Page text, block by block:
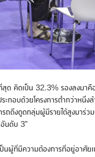
ด คิดเป็น 32.3% รองลงมา
กอบด้วยโครงการต่ำกว่าหนึ่ง
ถดึงดูดกลุ่มผู้มีรายได้สูงมาร่ว
นดับ 3”
ผู้ที่มีความต้องการที่อยู่อาศัย